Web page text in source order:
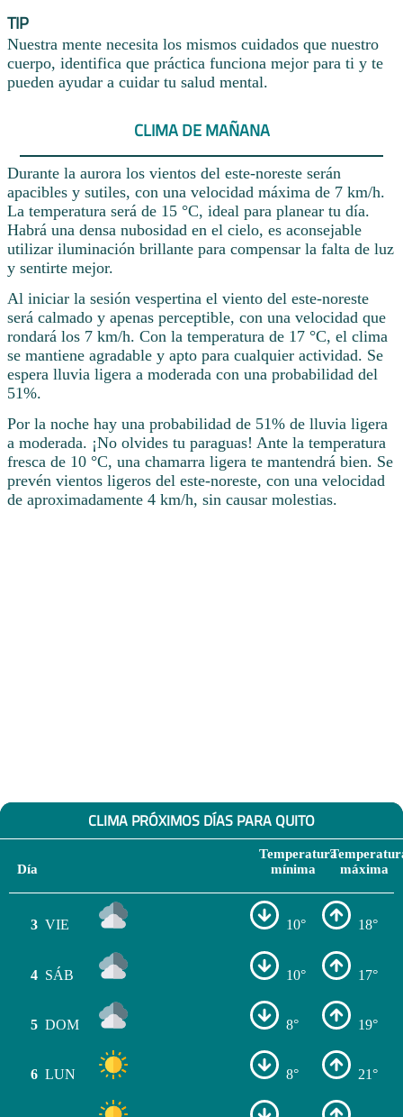
TIP
Nuestra mente necesita los mismos cuidados que nuestro
cuerpo, identifica que práctica funciona mejor para ti y te
pueden ayudar a cuidar tu salud mental.
CLIMA DE MAÑANA
Durante la aurora los vientos del este-noreste serán
apacibles y sutiles, con una velocidad máxima de 7 km/h.
La temperatura será de 15 °C, ideal para planear tu día.
Habrá una densa nubosidad en el cielo, es aconsejable
utilizar iluminación brillante para compensar la falta de luz
y sentirte mejor.
Al iniciar la sesión vespertina el viento del este-noreste
será calmado y apenas perceptible, con una velocidad que
rondará los 7 km/h. Con la temperatura de 17 °C, el clima
se mantiene agradable y apto para cualquier actividad. Se
espera lluvia ligera a moderada con una probabilidad del
51%.
Por la noche hay una probabilidad de 51% de lluvia ligera
a moderada. ¡No olvides tu paraguas! Ante la temperatura
fresca de 10 °C, una chamarra ligera te mantendrá bien. Se
prevén vientos ligeros del este-noreste, con una velocidad
de aproximadamente 4 km/h, sin causar molestias.
CLIMA PRÓXIMOS DÍAS PARA QUITO
Día
Temperatura
mínima
máxima
3 VIE 10° 18°
4 SÁB 10° 17°
5 DOM 8° 19°
6 LUN 8° 21°